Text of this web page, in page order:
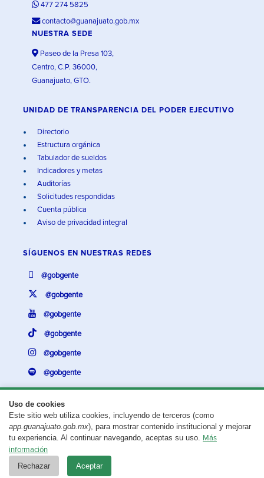
Uso de cookies
Este sitio web utiliza cookies, incluyendo de terceros (como
app.guanajuato.gob.mx), para mostrar contenido institucional y mejorar
tu experiencia. Al continuar navegando, aceptas su uso. Más
información
Rechazar Aceptar
477 274 5825
contacto@guanajuato.gob.mx
NUESTRA SEDE
Paseo de la Presa 103,
Centro, C.P. 36000,
Guanajuato, GTO.
UNIDAD DE TRANSPARENCIA DEL PODER EJECUTIVO
Directorio
Estructura orgánica
Tabulador de sueldos
Indicadores y metas
Auditorías
Solicitudes respondidas
Cuenta pública
Aviso de privacidad integral
SÍGUENOS EN NUESTRAS REDES
@gobgente
@gobgente
@gobgente
@gobgente
@gobgente
@gobgente
¿Existe algún problema con esta página?Repórtalo aquí.
Aviso legal